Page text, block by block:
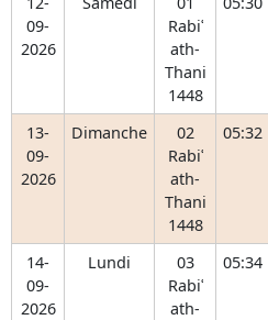
09-
2026
Rabiʿ
ath-
Thani
1448
13-
09-
2026
Dimanche
02
Rabiʿ
ath-
Thani
1448
05:32
14-
09-
2026
Lundi
03
Rabiʿ
ath-
05:34